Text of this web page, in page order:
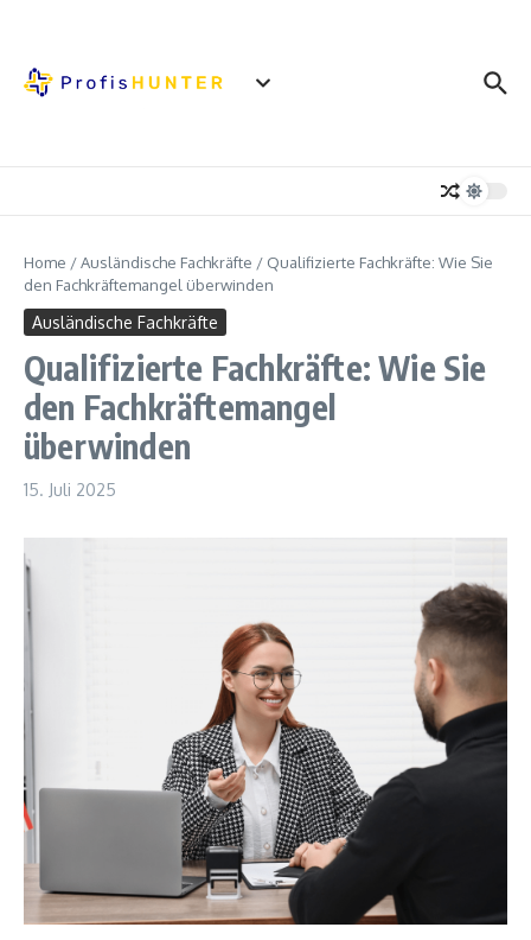
Home /Ausländische Fachkräfte / Qualifizierte Fachkräfte: Wie Sie
den Fachkräftemangel überwinden
Ausländische Fachkräfte
Qualifizierte Fachkräfte: Wie Sie
den Fachkräftemangel
überwinden
15. Juli 2025